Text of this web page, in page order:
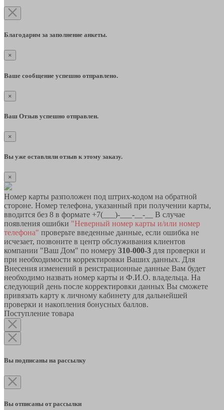
Благодарим за заполнение анкеты.
×
Ваше сообщение успешно отправлено.
×
Ваш Отзыв успешно отправлен.
×
Вы уже оставляли отзыв к этому заказу.
×
Номер карты разположен под штрих-кодом на обратной
стороне. Номер телефона, указанный при получении карты,
вводится без 8 в формате +7(___)-___-__-__ В случае
появления ошибки "Неверный номер карты и/или номер
телефона" проверьте введенные данные, если ошибка не
исчезает, позвоните в центр обслуживания клиентов
компании "Ваш Дом" по номеру 310-000-3 для проверки и
при необходимости корректировки Ваших данных. Для
Внесения изменений в реистрационные данные Вам будет
необходимо назвать номер карты и Ф.И.О. владельца. На
следующий день после корректировки данных Вы сможете
привязать карту к личному кабинету для дальнейшей
проверки и накопления бонусных баллов.
Поступление товара
Вы подписаны на рассылку
Вы отписаны от рассылки